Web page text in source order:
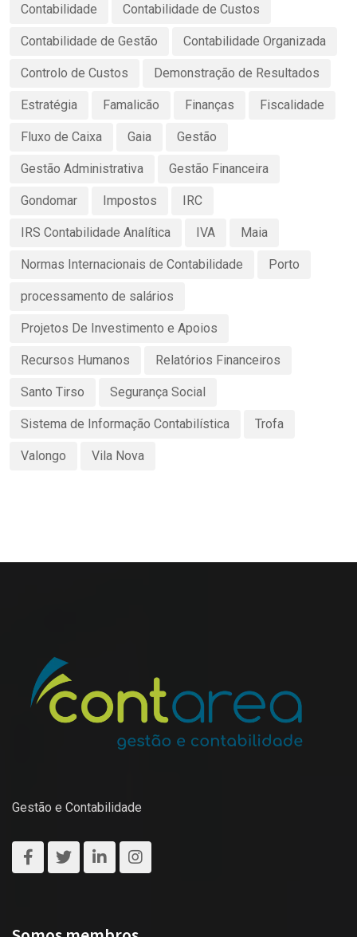
Contabilidade Contabilidade de Custos
Contabilidade de Gestão Contabilidade Organizada
Controlo de Custos Demonstração de Resultados
Estratégia Famalicão Finanças Fiscalidade
Fluxo de Caixa Gaia Gestão
Gestão Administrativa Gestão Financeira
Gondomar Impostos IRC
IRS Contabilidade Analítica IVA Maia
Normas Internacionais de Contabilidade Porto
processamento de salários
Projetos De Investimento e Apoios
Recursos Humanos Relatórios Financeiros
Santo Tirso Segurança Social
Sistema de Informação Contabilística Trofa
Valongo Vila Nova
Gestão e Contabilidade